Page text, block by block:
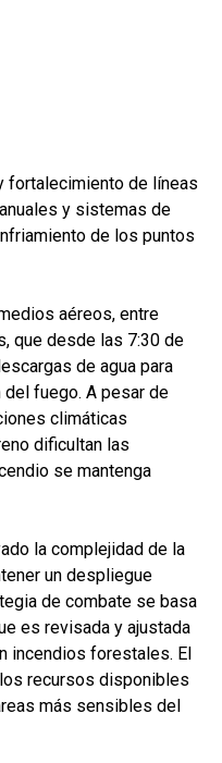
fortalecimiento de líneas
y sistemas de
de los puntos
aéreos, entre
que desde las 7:30 de
de agua para
del fuego. A pesar de
climáticas
dificultan las
se mantenga
la complejidad de la
un despliegue
de combate se basa
es revisada y ajustada
incendios forestales. El
recursos disponibles
más sensibles del